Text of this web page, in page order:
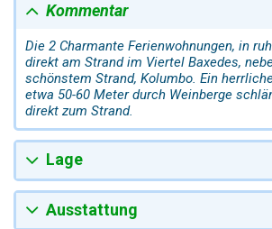
Kommentar
Die 2 Charmante Ferienwohnungen, in
direkt am Strand im Viertel Baxedes,
schönstem Strand, Kolumbo. Ein
etwa 50-60 Meter durch Weinberge
direkt zum Strand.
Lage
Ausstattung